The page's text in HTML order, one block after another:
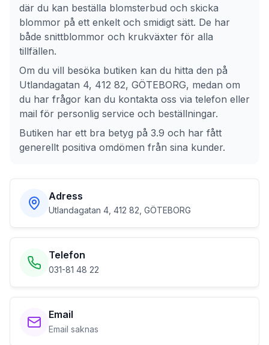
där du kan beställa blomsterbud och skicka
blommor på ett enkelt och smidigt sätt. De har
både snittblommor och krukväxter för alla
tillfällen.
Om du vill besöka butiken kan du hitta den på
Utlandagatan 4, 412 82, GÖTEBORG, medan om
du har frågor kan du kontakta oss via telefon eller
mail för personlig service och beställningar.
Butiken har ett bra betyg på 3.9 och har fått
generellt positiva omdömen från sina kunder.
Adress
Utlandagatan 4, 412 82, GÖTEBORG
Telefon
031-81 48 22
Email
Email saknas